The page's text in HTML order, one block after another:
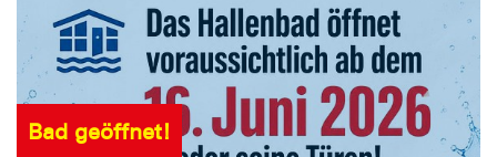
Bad geöffnet!